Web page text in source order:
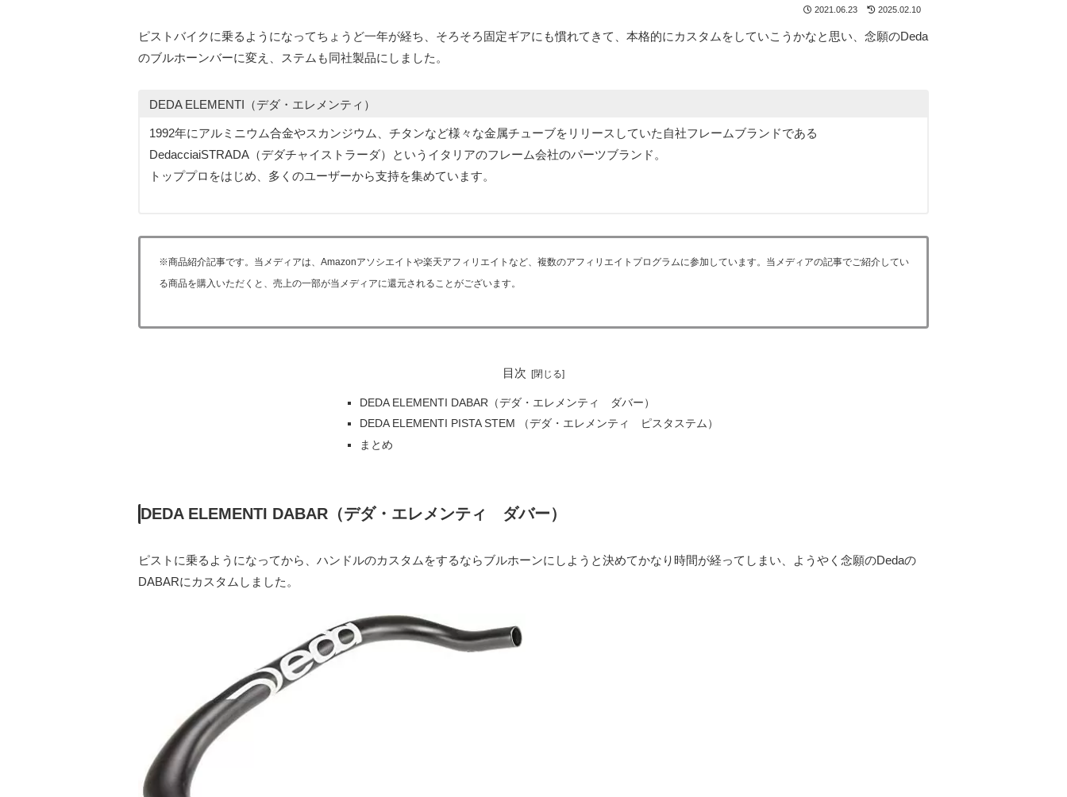
2021.06.23 2025.02.10
ピストバイクに乗るようになってちょうど一年が経ち、そろそろ固定ギアにも慣れてきて、本格的にカスタムをしていこうかなと思い、念願のDeda
のブルホーンバーに変え、ステムも同社製品にしました。
DEDA ELEMENTI（デダ・エレメンティ）
1992年にアルミニウム合金やスカンジウム、チタンなど様々な金属チューブをリリースしていた自社フレームブランドである
DedacciaiSTRADA（デダチャイストラーダ）というイタリアのフレーム会社のパーツブランド。
トッププロをはじめ、多くのユーザーから支持を集めています。
※商品紹介記事です。当メディアは、Amazonアソシエイトや楽天アフィリエイトなど、複数のアフィリエイトプログラムに参加しています。当メディアの記事でご紹介してい
る商品を購入いただくと、売上の一部が当メディアに還元されることがございます。
目次
DEDA ELEMENTI DABAR（デダ・エレメンティ ダバー）
DEDA ELEMENTI PISTA STEM （デダ・エレメンティ ピスタステム）
まとめ
DEDA ELEMENTI DABAR（デダ・エレメンティ ダバー）
ピストに乗るようになってから、ハンドルのカスタムをするならブルホーンにしようと決めてかなり時間が経ってしまい、ようやく念願のDedaの
DABARにカスタムしました。